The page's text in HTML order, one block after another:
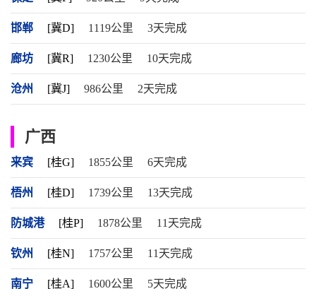
邯郸 [冀D] 1119公里 3天完成
廊坊 [冀R] 1230公里 10天完成
沧州 [冀J] 986公里 2天完成
广西
来宾 [桂G] 1855公里 6天完成
梧州 [桂D] 1739公里 13天完成
防城港 [桂P] 1878公里 11天完成
钦州 [桂N] 1757公里 11天完成
南宁 [桂A] 1600公里 5天完成